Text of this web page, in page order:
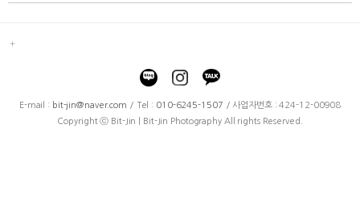
E-mail : bit-jin@naver.com / Tel : 010-6245-1507 / 사업자번호 : 424-12-00908
Copyright ⓒ Bit-Jin | Bit-Jin Photography All rights Reserved.